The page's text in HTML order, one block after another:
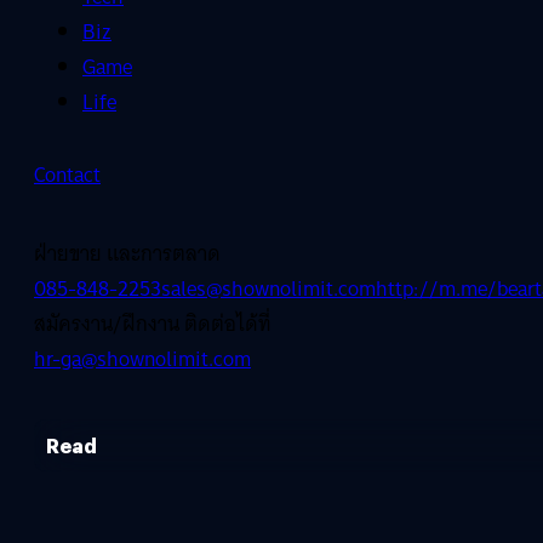
Biz
Game
Life
Contact
ฝ่ายขาย และการตลาด
085-848-2253sales@shownolimit.comhttp://m.me/
สมัครงาน/ฝึกงาน ติดต่อได้ที่
hr-ga@shownolimit.com
Read